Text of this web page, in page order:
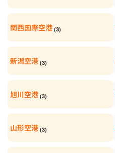
関西国際空港 (3)
新潟空港 (3)
旭川空港 (3)
山形空港 (3)